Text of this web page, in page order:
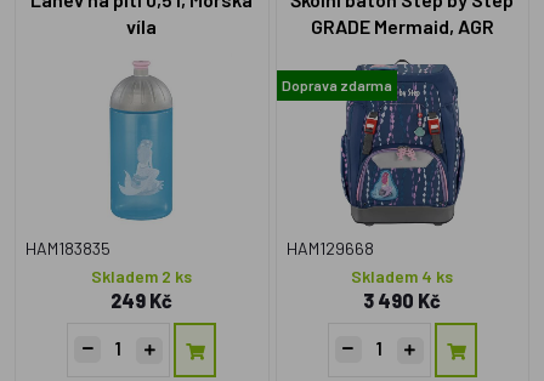
víla
HAM183835
Skladem 2 ks
249 Kč
GRADE Mermaid, AGR
Doprava zdarma
HAM129668
Skladem 4 ks
3 490 Kč